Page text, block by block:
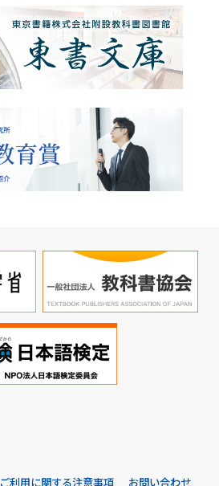
ご利用に関する注意事項 お問い合わせ